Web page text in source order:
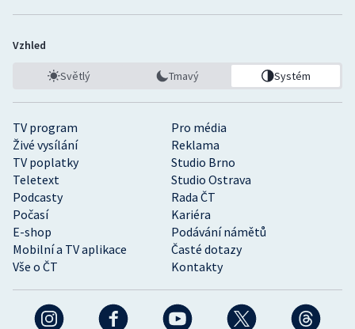
TV program
Pro média
Živé vysílání
Reklama
TV poplatky
Studio Brno
Teletext
Studio Ostrava
Podcasty
Rada ČT
Počasí
Kariéra
E-shop
Podávání námětů
Mobilní a TV aplikace
Časté dotazy
Vše o ČT
Kontakty
Vzhled
Světlý Tmavý Systém